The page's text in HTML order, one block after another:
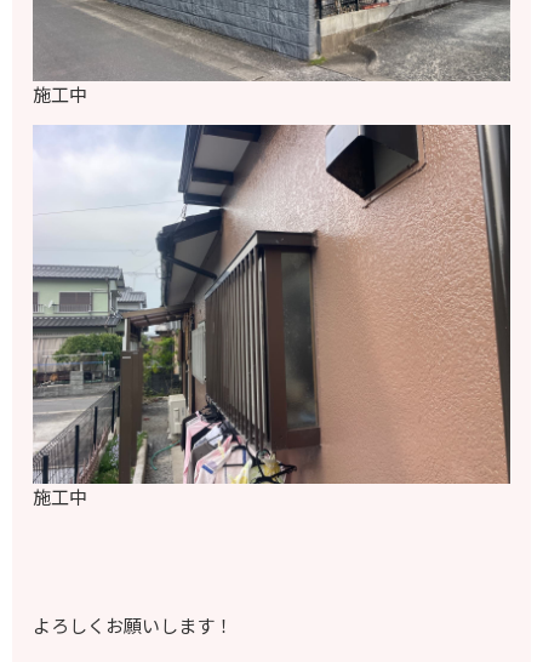
施工中
施工中
よろしくお願いします！